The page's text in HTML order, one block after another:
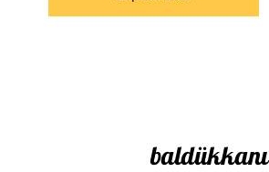
baldükkanı